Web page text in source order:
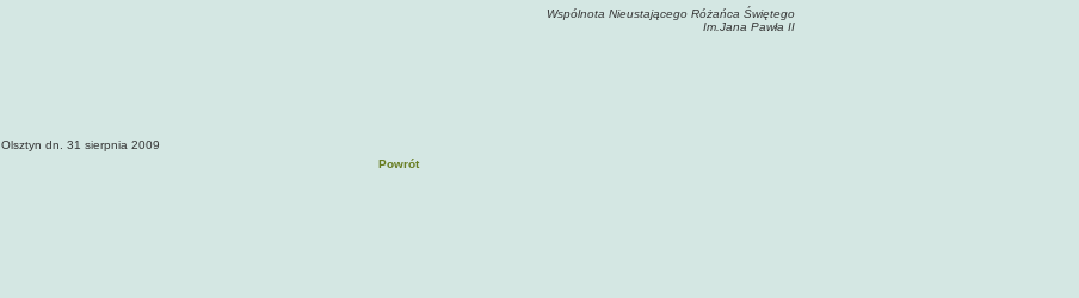
Wspólnota Nieustającego Różańca Świętego
Im.Jana Pawła II
Olsztyn dn. 31 sierpnia 2009
Powrót